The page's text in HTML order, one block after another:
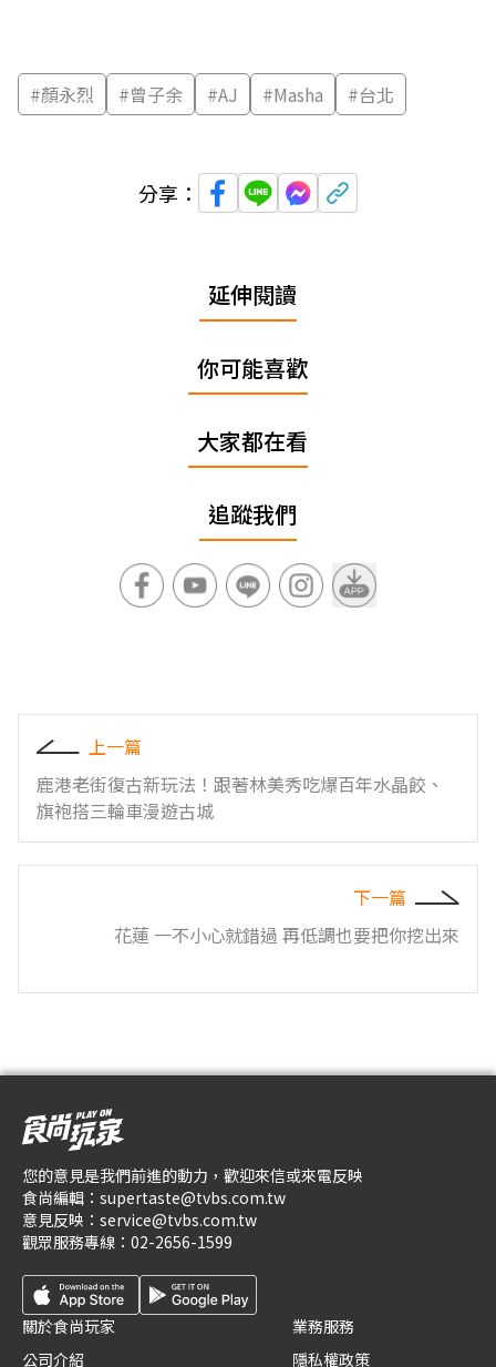
#顏永烈 #曾子余 #AJ #Masha #台北
分享：
延伸閱讀
你可能喜歡
大家都在看
追蹤我們
上一篇
鹿港老街復古新玩法！跟著林美秀吃爆百年水晶餃、
旗袍搭三輪車漫遊古城
下一篇
花蓮 一不小心就錯過 再低調也要把你挖出來
您的意見是我們前進的動力，歡迎來信或來電反映
食尚編輯： supertaste@tvbs.com.tw
意見反映： service@tvbs.com.tw
觀眾服務專線： 02-2656-1599
關於食尚玩家
公司介紹
業務服務
隱私權政策